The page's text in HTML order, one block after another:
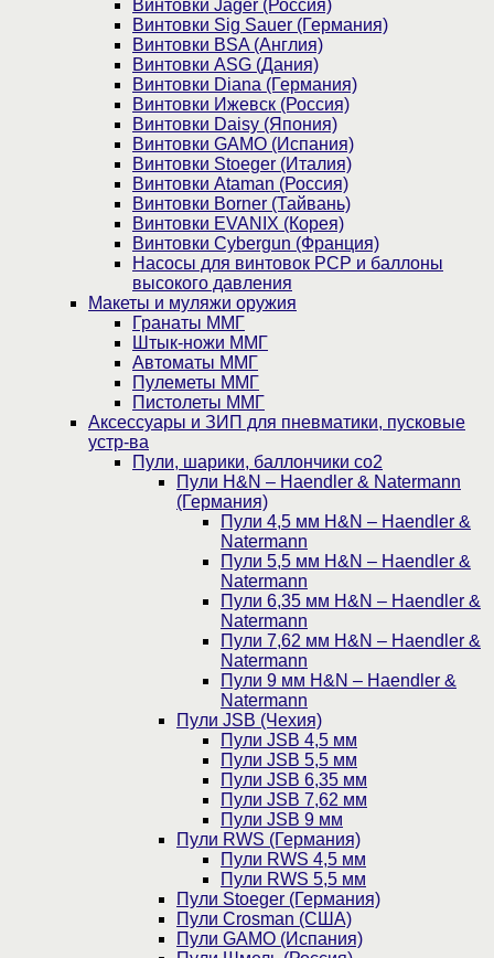
Винтовки Jager (Россия)
Винтовки Sig Sauer (Германия)
Винтовки BSA (Англия)
Винтовки ASG (Дания)
Винтовки Diana (Германия)
Винтовки Ижевск (Россия)
Винтовки Daisy (Япония)
Винтовки GAMO (Испания)
Винтовки Stoeger (Италия)
Винтовки Ataman (Россия)
Винтовки Borner (Тайвань)
Винтовки EVANIX (Корея)
Винтовки Cybergun (Франция)
Насосы для винтовок PCP и баллоны
высокого давления
Макеты и муляжи оружия
Гранаты ММГ
Штык-ножи ММГ
Автоматы ММГ
Пулеметы ММГ
Пистолеты ММГ
Аксессуары и ЗИП для пневматики, пусковые
устр-ва
Пули, шарики, баллончики со2
Пули H&N – Haendler & Natermann
(Германия)
Пули 4,5 мм H&N – Haendler &
Natermann
Пули 5,5 мм H&N – Haendler &
Natermann
Пули 6,35 мм H&N – Haendler &
Natermann
Пули 7,62 мм H&N – Haendler &
Natermann
Пули 9 мм H&N – Haendler &
Natermann
Пули JSB (Чехия)
Пули JSB 4,5 мм
Пули JSB 5,5 мм
Пули JSB 6,35 мм
Пули JSB 7,62 мм
Пули JSB 9 мм
Пули RWS (Германия)
Пули RWS 4,5 мм
Пули RWS 5,5 мм
Пули Stoeger (Германия)
Пули Crosman (США)
Пули GAMO (Испания)